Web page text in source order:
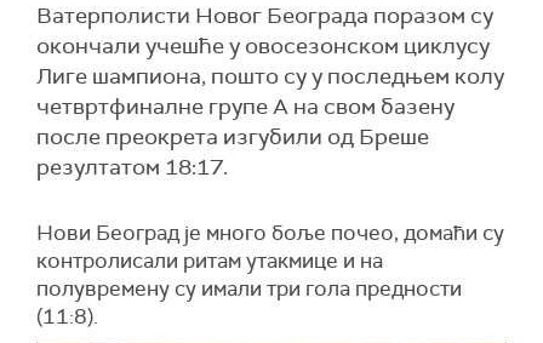
Ватерполисти Новог Београда поразом су
окончали учешће у овосезонском циклусу
Лиге шампиона, пошто су у последњем колу
четвртфиналне групе А на свом базену
после преокрета изгубили од Бреше
резултатом 18:17.
Нови Београд је много боље почео, домаћи су
контролисали ритам утакмице и на
полувремену су имали три гола предности
(11:8).